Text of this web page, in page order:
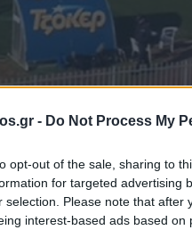
- Do Not Process My
opt-out of the sale, sharing to
for targeted advertising
selection. Please note that
interest-based ads based
ΠΑΕ ΚΟΖΑΝΗ